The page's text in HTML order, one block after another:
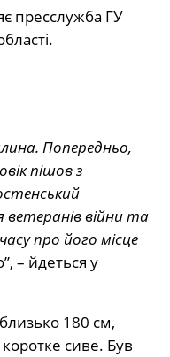
пресслужба ГУ
Попередньо,
пішов з
ветеранів війни та
про його місце
– йдеться у
близько 180 см,
сиве. Був